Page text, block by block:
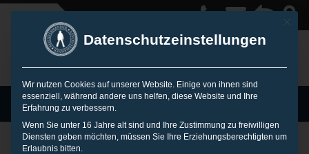
MENU
Mit
Datenschutzeinstellungen
Wir nutzen Cookies auf unserer Website. Einige von ihnen sind
essenziell, während andere uns helfen, diese Website und Ihre
Erfahrung zu verbessern.
Wenn Sie unter 16 Jahre alt sind und Ihre Zustimmung zu freiwilligen
Diensten geben möchten, müssen Sie Ihre Erziehungsberechtigten um
Erlaubnis bitten.